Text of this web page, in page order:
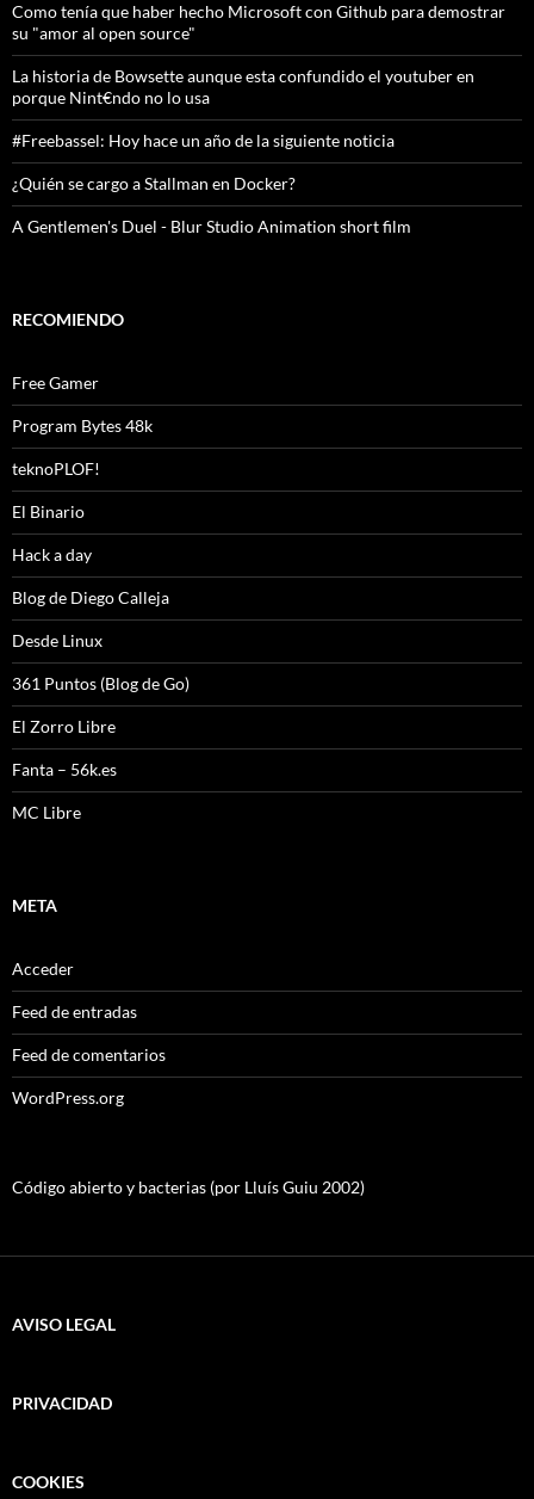
Como tenía que haber hecho Microsoft con Github para demostrar
su "amor al open source"
La historia de Bowsette aunque esta confundido el youtuber en
porque Nint€ndo no lo usa
#Freebassel: Hoy hace un año de la siguiente noticia
¿Quién se cargo a Stallman en Docker?
A Gentlemen's Duel - Blur Studio Animation short film
RECOMIENDO
Free Gamer
Program Bytes 48k
teknoPLOF!
El Binario
Hack a day
Blog de Diego Calleja
Desde Linux
361 Puntos (Blog de Go)
El Zorro Libre
Fanta – 56k.es
MC Libre
META
Acceder
Feed de entradas
Feed de comentarios
WordPress.org
Código abierto y bacterias (por Lluís Guiu 2002)
AVISO LEGAL
PRIVACIDAD
COOKIES